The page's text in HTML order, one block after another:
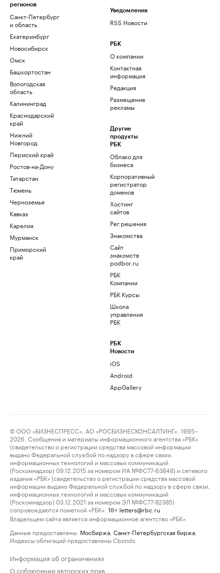
регионов
Санкт-Петербург
и область
Екатеринбург
Новосибирск
Омск
Башкортостан
Вологодская
область
Калининград
Краснодарский
край
Нижний
Новгород
Пермский край
Ростов-на-Дону
Татарстан
Тюмень
Черноземье
Кавказ
Карелия
Мурманск
Приморский
край
Уведомления
RSS Новости
РБК
О компании
Контактная
информация
Редакция
Размещение
рекламы
Другие
продукты
РБК
Облако для
бизнеса
Корпоративный
регистратор
доменов
Хостинг
сайтов
Рег.решения
Знакомства
Сайт
знакомств
podbor.ru
РБК
Компании
РБК Курсы
Школа
управления
РБК
РБК
Новости
iOS
Android
AppGallery
© ООО «БИЗНЕСПРЕСС», АО «РОСБИЗНЕСКОНСАЛТИНГ», 1995–
2026. Сообщения и материалы информационного агентства «РБК»
(свидетельство о регистрации средства массовой информации
выдано Федеральной службой по надзору в сфере связи,
информационных технологий и массовых коммуникаций
(Роскомнадзор) 09.12.2015 за номером ИА №ФС77-63848) и сетевого
издания «РБК» (свидетельство о регистрации средства массовой
информации выдано Федеральной службой по надзору в сфере связи,
информационных технологий и массовых коммуникаций
(Роскомнадзор) 03.12.2021 за номером ЭЛ №ФС77-82385)
сопровождаются пометкой «РБК».
18+ letters@rbc.ru
Владельцем сайта является информационное агентство «РБК».
Данные предоставлены: Мосбиржа Санкт-Петербургская биржа
Индексы облигаций предоставлены Cbonds.
Информация об ограничениях
О соблюдении авторских прав